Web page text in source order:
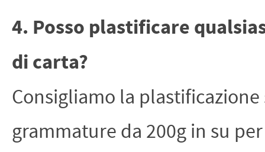
4. Posso plastificare
di carta?
Consigliamo la plastificazione
grammature da 200g in su per